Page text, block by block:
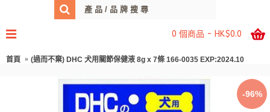
0 個商品 - HK$0.0
首頁 (過而不棄) DHC 犬用關節保健液 8g x 7條 166-0035 EXP:2024.10
-96%